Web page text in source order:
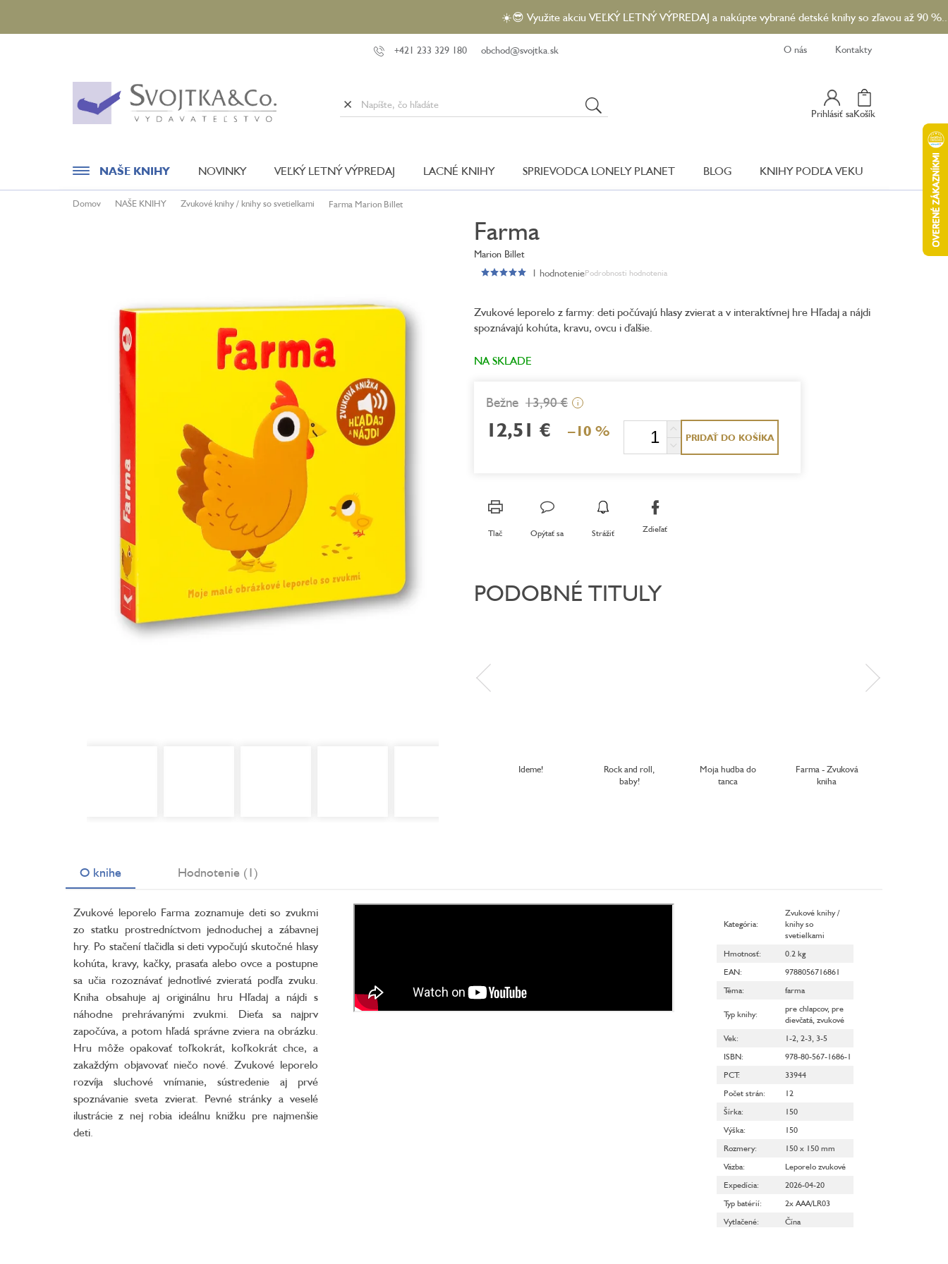
obsah
☀️😎 Využite akciu VEĽKÝ LETNÝ VÝPREDAJ a nakúpte vybrané detské knihy so zľavou až 90 %...😎☀️
+421 233 329 180 obchod@svojtka.sk O nás Kontakty
Prihlásiť sa
Nákupný
Košík
NAŠE KNIHY
Minipédie
Aktivity / Samolepky
Rozprávky a príbehy
Lacné knihy
NOVINKY VEĽKÝ LETNÝ VÝPREDAJ LACNÉ KNIHY SPRIEVODCA LONELY PLANET BLOG KNIHY PODĽA VEKU
Domov NAŠE KNIHY Zvukové knihy / knihy so svetielkami Farma Marion Billet
Farma
Marion Billet
Podrobnosti hodnotenia
Priemerné
je
5,0
5
hviezdičiek.
1 hodnotenie
Zvukové leporelo z farmy: deti počúvajú hlasy zvierat a v interaktívnej hre Hľadaj a nájdi
spoznávajú kohúta, kravu, ovcu i ďalšie.
NA SKLADE
13,90 € i
12,51 € –10 % PRIDAŤ DO KOŠÍKA
Tlač Opýtať sa Strážiť Zdieľať
PODOBNÉ TITULY
Ideme!
Rock and roll,
baby!
Moja hudba do
tanca
Farma - Zvuková
kniha
O knihe Hodnotenie (1)
Zvukové leporelo Farma zoznamuje deti so zvukmi
zo statku prostredníctvom jednoduchej a zábavnej
hry. Po stačení tlačidla si deti vypočujú skutočné hlasy
kohúta, kravy, kačky, prasaťa alebo ovce a postupne
sa učia rozoznávať jednotlivé zvieratá podľa zvuku.
Kniha obsahuje aj originálnu hru Hľadaj a nájdi s
náhodne prehrávanými zvukmi. Dieťa sa najprv
započúva, a potom hľadá správne zviera na obrázku.
Hru môže opakovať toľkokrát, koľkokrát chce, a
zakaždým objavovať niečo nové. Zvukové leporelo
rozvíja sluchové vnímanie, sústredenie aj prvé
spoznávanie sveta zvierat. Pevné stránky a veselé
ilustrácie z nej robia ideálnu knižku pre najmenšie
deti.
Kategória:
Zvukové knihy /
knihy so
svetielkami
Hmotnosť:
0.2 kg
EAN:
9788056716861
Téma: farma
Typ knihy:
pre chlapcov, pre
dievčatá, zvukové
Vek: 1-2, 2-3, 3-5
ISBN:
978-80-567-1686-1
PCT:
33944
Počet strán:
12
Šírka:
150
Výška:
150
Rozmery:
150 x 150 mm
Väzba:
Leporelo zvukové
Expedícia:
2026-04-20
Typ batérií:
2x AAA/LR03
Vytlačené: Čína